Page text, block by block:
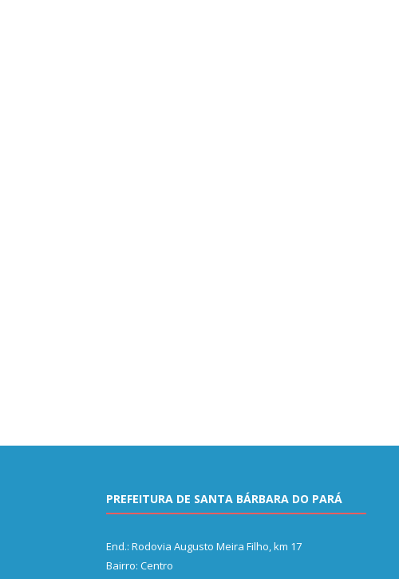
PREFEITURA DE SANTA BÁRBARA DO PARÁ
End.: Rodovia Augusto Meira Filho, km 17
Bairro: Centro